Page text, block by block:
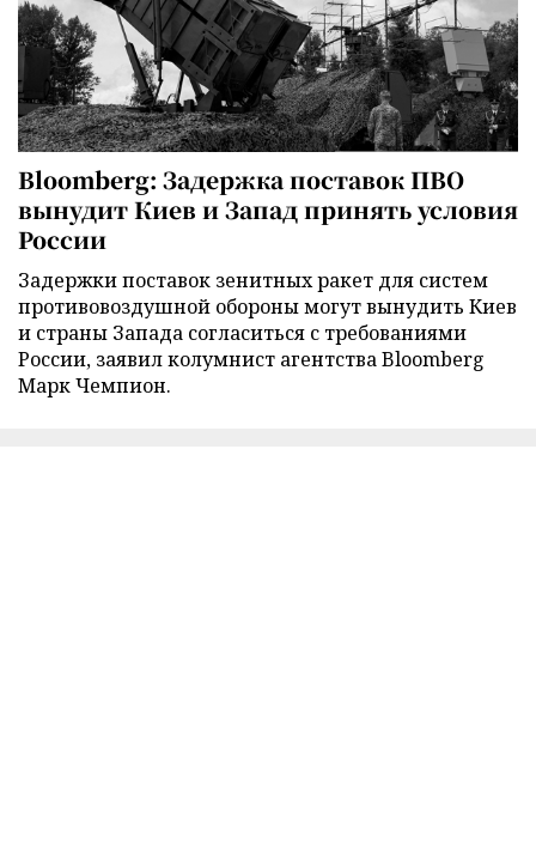
Bloomberg: Задержка поставок ПВО
вынудит Киев и Запад принять условия
России
Задержки поставок зенитных ракет для систем
противовоздушной обороны могут вынудить Киев
и страны Запада согласиться с требованиями
России, заявил колумнист агентства Bloomberg
Марк Чемпион.